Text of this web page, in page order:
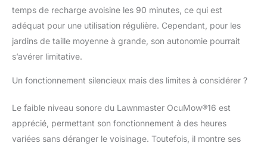
de protection de
grande surface offrent
une protection
protection sécurisé par
l'utilisation non
de sécurité détectent le
soulèvement de la
temps de recharge avoisine les 90 minutes, ce qui est
adéquat pour une utilisation régulière. Cependant, pour les
jardins de taille moyenne à grande, son autonomie pourrait
s’avérer limitative.
Un fonctionnement silencieux mais des limites à considérer ?
Le faible niveau sonore du Lawnmaster OcuMow®16 est
apprécié, permettant son fonctionnement à des heures
variées sans déranger le voisinage. Toutefois, il montre ses